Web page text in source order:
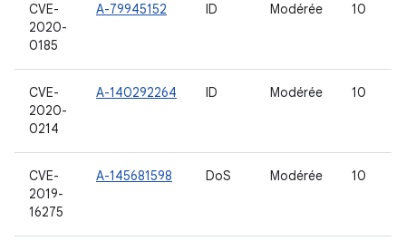
CVE-
2020-
0185
A-79945152 ID Modérée 10
CVE-
2020-
0214
A-140292264 ID Modérée 10
CVE-
2019-
16275
A-145681598 DoS Modérée 10